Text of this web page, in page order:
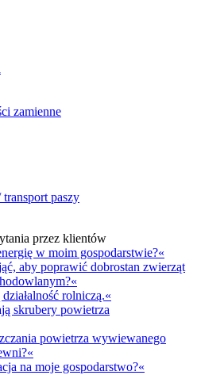
zamienne
paszy
przez klientów
w moim gospodarstwie?«
aby poprawić dobrostan zwierząt
rolniczą.«
skrubery powietrza
powietrza wywiewanego
na moje gospodarstwo?«